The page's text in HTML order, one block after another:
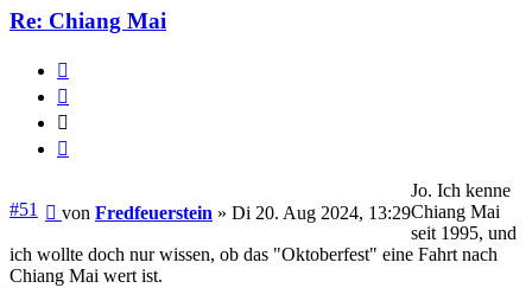
Re: Chiang Mai
#51 Beitrag
von Fredfeuerstein » Di 20. Aug 2024, 13:29
Jo. Ich kenne
Chiang Mai
seit 1995, und
ich wollte doch nur wissen, ob das "Oktoberfest" eine Fahrt nach
Chiang Mai wert ist.